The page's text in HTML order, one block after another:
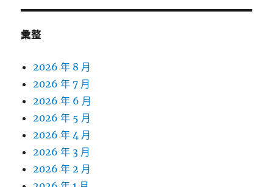
彙整
2026 年 8 月
2026 年 7 月
2026 年 6 月
2026 年 5 月
2026 年 4 月
2026 年 3 月
2026 年 2 月